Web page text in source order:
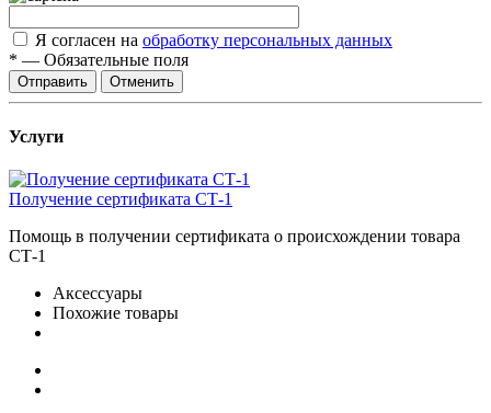
Я согласен на обработку персональных данных
* — Обязательные поля
Отправить Отменить
Услуги
Получение сертификата СТ-1
Помощь в получении сертификата о происхождении товара
СТ-1
Аксессуары
Похожие товары